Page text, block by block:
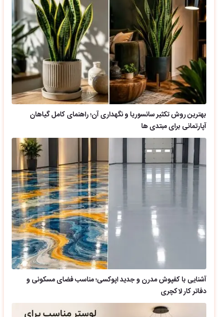
بهترین روش تکثیر سانسوریا و نگهداری آن؛ راهنمای کامل گیاهان
آپارتمانی برای مبتدی ها
آشنایی با کفپوش مدرن و جدید اپوکسی؛ مناسب فضای مسکونی و
دفاتر کار لاکچری